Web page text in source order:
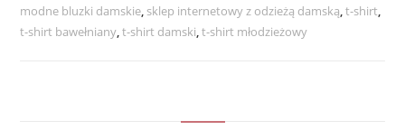
modne bluzki damskie, sklep internetowy z odzieżą damską,t-shirt,
t-shirt bawełniany,t-shirt damski,t-shirt młodzieżowy